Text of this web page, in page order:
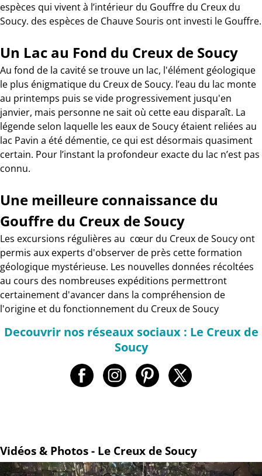
espèces qui vivent à l’intérieur du Gouffre du Creux du
Soucy. des espèces de Chauve Souris ont investi le Gouffre.
Un Lac au Fond du Creux de Soucy
Au fond de la cavité se trouve un lac, l'élément géologique
le plus énigmatique du Creux de Soucy. l’eau du lac monte
au printemps puis se vide progressivement jusqu'en
janvier, mais personne ne sait où cette eau disparaît. La
légende selon laquelle les eaux de Soucy étaient reliées au
lac Pavin a été démentie, ce qui est désormais quasiment
certain. Pour l’instant la profondeur exacte du lac n’est pas
connu.
Une meilleure connaissance du
Gouffre du Creux de Soucy
Les excursions régulières au cœur du Creux de Soucy ont
permis aux experts d'observer de près cette formation
géologique mystérieuse. Les nouvelles données récoltées
au cours des nombreuses expéditions permettront
certainement d'avancer dans la compréhension de
l'origine et du fonctionnement du Creux de Soucy
Decouvrir nos réseaux sociaux : Le Creux de
Soucy
Vidéos & Photos - Le Creux de Soucy